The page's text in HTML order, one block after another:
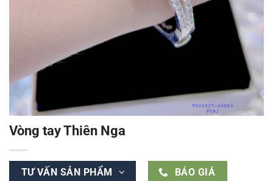
Vòng tay Thiên Nga
TƯ VẤN SẢN PHẨM BÁO GIÁ